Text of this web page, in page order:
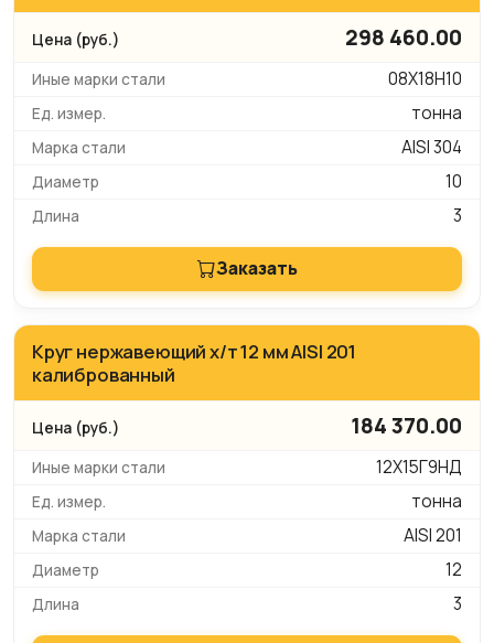
298 460.00
08Х18Н10
тонна
AISI 304
10
3
Заказать
Круг нержавеющий х/т 12 мм AISI 201
калиброванный
184 370.00
12Х15Г9НД
тонна
AISI 201
12
3